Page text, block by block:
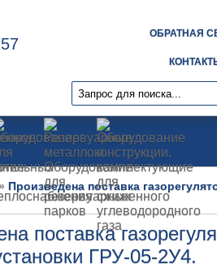
ОБРАТНАЯ
Произведена поставка
поставка
ГРУ-05-2У4.